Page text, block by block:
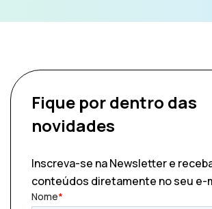
Fique por dentro das
novidades
Inscreva-se na Newsletter e
conteúdos diretamente no seu e-